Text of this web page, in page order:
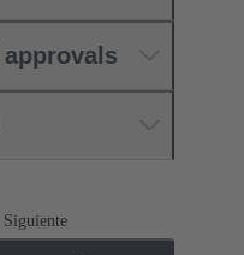
Siguiente